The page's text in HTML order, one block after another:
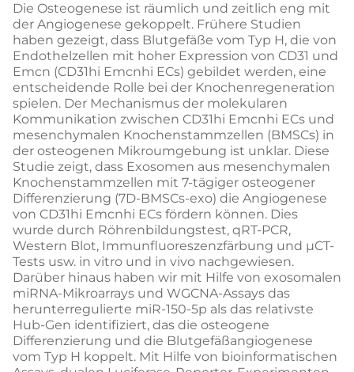
Die Osteogenese ist räumlich und zeitlich eng mit
der Angiogenese gekoppelt. Frühere Studien
haben gezeigt, dass Blutgefäße vom Typ H, die von
Endothelzellen mit hoher Expression von CD31 und
Emcn (CD31hi Emcnhi ECs) gebildet werden, eine
entscheidende Rolle bei der Knochenregeneration
spielen. Der Mechanismus der molekularen
Kommunikation zwischen CD31hi Emcnhi ECs und
mesenchymalen Knochenstammzellen (BMSCs) in
der osteogenen Mikroumgebung ist unklar. Diese
Studie zeigt, dass Exosomen aus mesenchymalen
Knochenstammzellen mit 7-tägiger osteogener
Differenzierung (7D-BMSCs-exo) die Angiogenese
von CD31hi Emcnhi ECs fördern können. Dies
wurde durch Röhrenbildungstest, qRT-PCR,
Western Blot, Immunfluoreszenzfärbung und µCT-
Tests usw. in vitro und in vivo nachgewiesen.
Darüber hinaus haben wir mit Hilfe von exosomalen
miRNA-Mikroarrays und WGCNA-Assays das
herunterregulierte miR-150-5p als das relativste
Hub-Gen identifiziert, das die osteogene
Differenzierung und die Blutgefäßangiogenese
vom Typ H koppelt. Mit Hilfe von bioinformatischen